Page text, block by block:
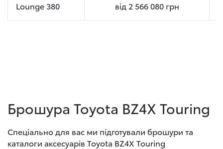
Lounge 380 від 2 566 080грн
Брошура Toyota BZ4X Touring
Спеціально для вас ми підготували брошури та
каталоги аксесуарів Toyota BZ4X Touring